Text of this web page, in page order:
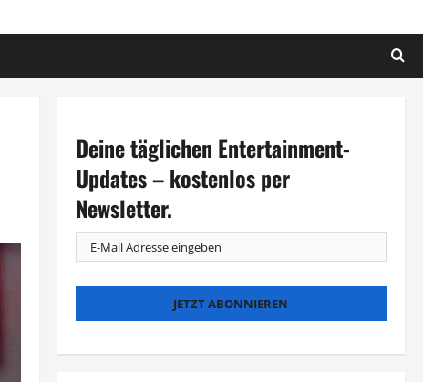
Deine täglichen Entertainment-
Updates – kostenlos per
Newsletter.